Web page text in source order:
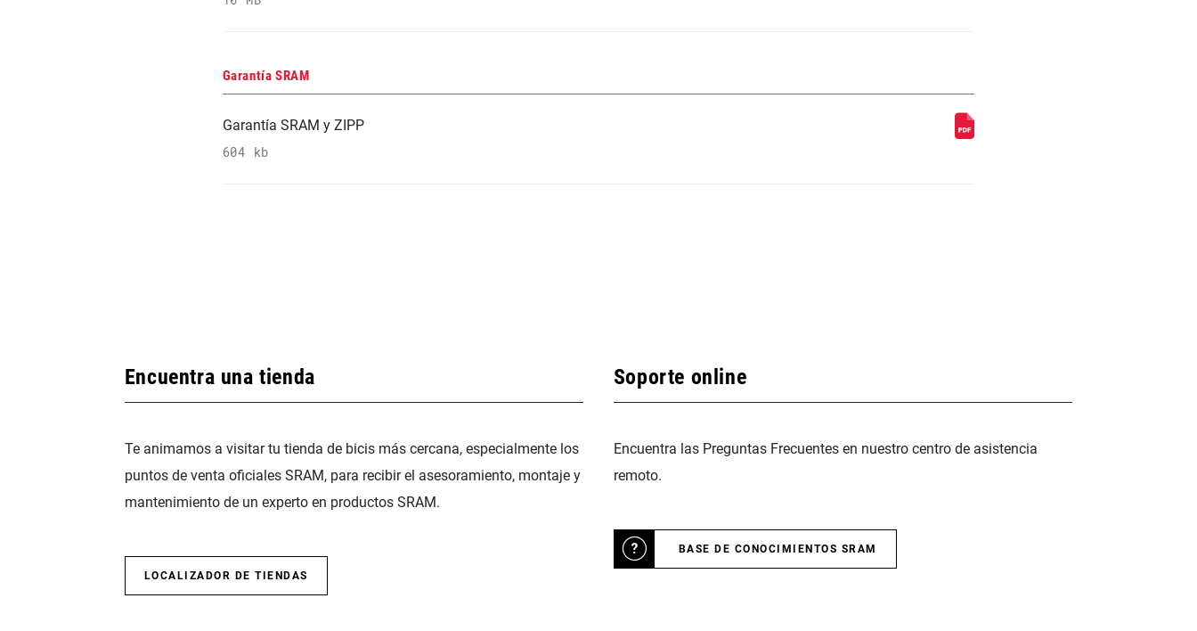
Garantía SRAM
Garantía SRAM y ZIPP
604 kb
Encuentra una tienda
Te animamos a visitar tu tienda de bicis más cercana, especialmente los
puntos de venta oficiales SRAM, para recibir el asesoramiento, montaje y
mantenimiento de un experto en productos SRAM.
LOCALIZADOR DE TIENDAS
Soporte online
Encuentra las Preguntas Frecuentes en nuestro centro de asistencia
remoto.
BASE DE CONOCIMIENTOS SRAM